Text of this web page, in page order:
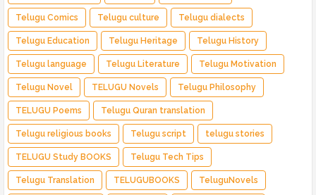
Telugu Comics Telugu culture Telugu dialects
Telugu Education Telugu Heritage Telugu History
Telugu language Telugu Literature Telugu Motivation
Telugu Novel TELUGU Novels Telugu Philosophy
TELUGU Poems Telugu Quran translation
Telugu religious books Telugu script telugu stories
TELUGU Study BOOKS Telugu Tech Tips
Telugu Translation TELUGUBOOKS TeluguNovels